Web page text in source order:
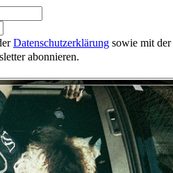
Datenschutzerklärung sowie mit der
abonnieren.